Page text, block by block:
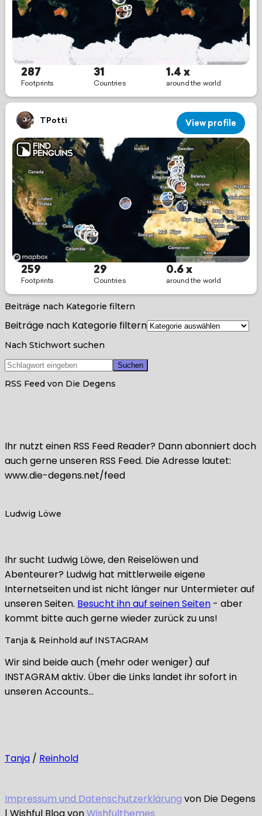
Beiträge nach Kategorie filtern
Beiträge nach Kategorie filtern
Nach Stichwort suchen
RSS Feed von Die Degens
Ihr nutzt einen RSS Feed Reader? Dann abonniert doch
auch gerne unseren RSS Feed. Die Adresse lautet:
www.die-degens.net/feed
Ludwig Löwe
Ihr sucht Ludwig Löwe, den Reiselöwen und
Abenteurer? Ludwig hat mittlerweile eigene
Internetseiten und ist nicht länger nur Untermieter auf
unseren Seiten. Besucht ihn auf seinen Seiten - aber
kommt bitte auch gerne wieder zurück zu uns!
Tanja & Reinhold auf INSTAGRAM
Wir sind beide auch (mehr oder weniger) auf
INSTAGRAM aktiv. Über die Links landet ihr sofort in
unseren Accounts…
Tanja / Reinhold
Impressum und Datenschutzerklärung von Die Degens
| Wishful Blog vonWishfulthemes